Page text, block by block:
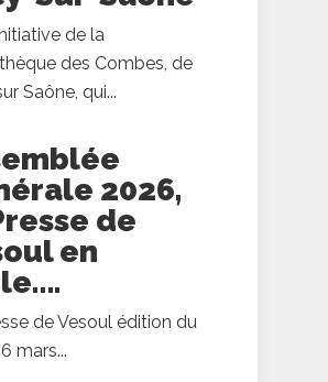
de la
des Combes, de
Saône, qui...
2026,
de
en
de Vesoul édition du
mars...